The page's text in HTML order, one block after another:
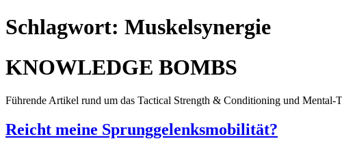
Schlagwort: Muskelsynergie
KNOWLEDGE BOMBS
Führende Artikel rund um das Tactical Strength & Conditioning und Mental-
Reicht meine Sprunggelenksmobilität?